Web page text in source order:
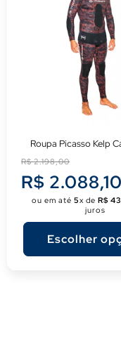
Roupa Picasso Kelp
Preço
normal
R$ 2.198,00
R$ 2.088,10
ou em até 5x de R$
juros
Escolher